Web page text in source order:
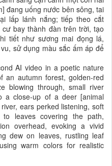
đang uống nước bên sông, tai
lấp lánh nắng; tiếp theo cắt
bay thành đàn trên trời, tạo
tiết như sương mai đọng lá,
sử dụng màu sắc ấm áp để
AI video in a poetic nature
an autumn forest, golden-red
blowing through, small river
a close-up of a deer [animal
ears perked listening, soft
leaves covering the path,
overhead, evoking a vivid
dew on leaves, rustling leaf
warm colors for realistic